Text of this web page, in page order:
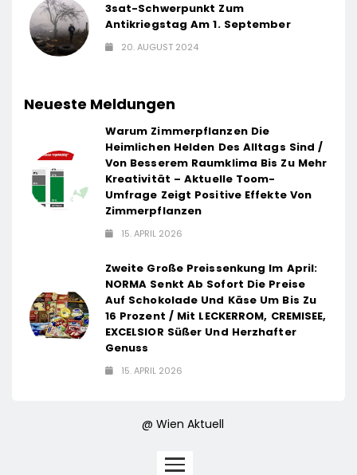
3sat-Schwerpunkt Zum
Antikriegstag Am 1. September
20. AUGUST 2024
Neueste Meldungen
Warum Zimmerpflanzen Die
Heimlichen Helden Des Alltags Sind /
Von Besserem Raumklima Bis Zu Mehr
Kreativität – Aktuelle Toom-
Umfrage Zeigt Positive Effekte Von
Zimmerpflanzen
15. APRIL 2026
Zweite Große Preissenkung Im April:
NORMA Senkt Ab Sofort Die Preise
Auf Schokolade Und Käse Um Bis Zu
16 Prozent / Mit LECKERROM, CREMISEE,
EXCELSIOR Süßer Und Herzhafter
Genuss
15. APRIL 2026
@ Wien Aktuell